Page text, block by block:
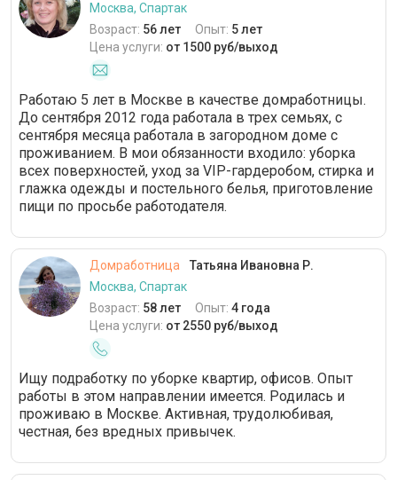
Москва, Спартак
Возраст: 56 лет Опыт: 5 лет
Цена услуги: от 1500 руб/выход
Работаю 5 лет в Москве в качестве домработницы.
До сентября 2012 года работала в трех семьях, с
сентября месяца работала в загородном доме с
проживанием. В мои обязанности входило: уборка
всех поверхностей, уход за VIP-гардеробом, стирка и
глажка одежды и постельного белья, приготовление
пищи по просьбе работодателя.
Домработница
Татьяна Ивановна Р.
Москва, Спартак
Возраст: 58 лет Опыт: 4 года
Цена услуги: от 2550 руб/выход
Ищу подработку по уборке квартир, офисов. Опыт
работы в этом направлении имеется. Родилась и
проживаю в Москве. Активная, трудолюбивая,
честная, без вредных привычек.